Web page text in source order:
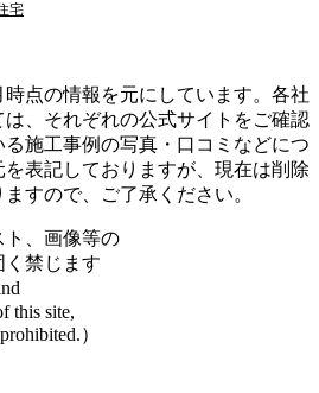
宅
時点の情報を元にしています。各社
、それぞれの公式サイトをご確認
る施工事例の写真・口コミなどにつ
表記しておりますが、現在は削除
すので、ご了承ください。
ト、画像等の
禁じます
this site,
）